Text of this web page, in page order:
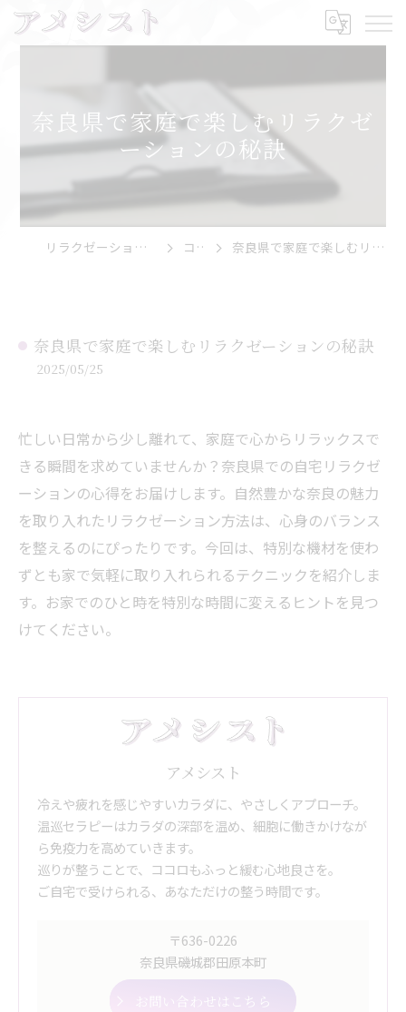
奈良県で家庭で楽しむリラクゼ
ーションの秘訣
リラクゼーションならアメシスト コラム 奈良県で家庭で楽しむリラクゼーションの秘訣
奈良県で家庭で楽しむリラクゼーションの秘訣
2025/05/25
忙しい日常から少し離れて、家庭で心からリラックスで
きる瞬間を求めていませんか？奈良県での自宅リラクゼ
ーションの心得をお届けします。自然豊かな奈良の魅力
を取り入れたリラクゼーション方法は、心身のバランス
を整えるのにぴったりです。今回は、特別な機材を使わ
ずとも家で気軽に取り入れられるテクニックを紹介しま
す。お家でのひと時を特別な時間に変えるヒントを見つ
けてください。
アメシスト
冷えや疲れを感じやすいカラダに、やさしくアプローチ。
温巡セラピーはカラダの深部を温め、細胞に働きかけなが
ら免疫力を高めていきます。
巡りが整うことで、ココロもふっと緩む心地良さを。
ご自宅で受けられる、あなただけの整う時間です。
〒636-0226
奈良県磯城郡田原本町
お問い合わせはこちら